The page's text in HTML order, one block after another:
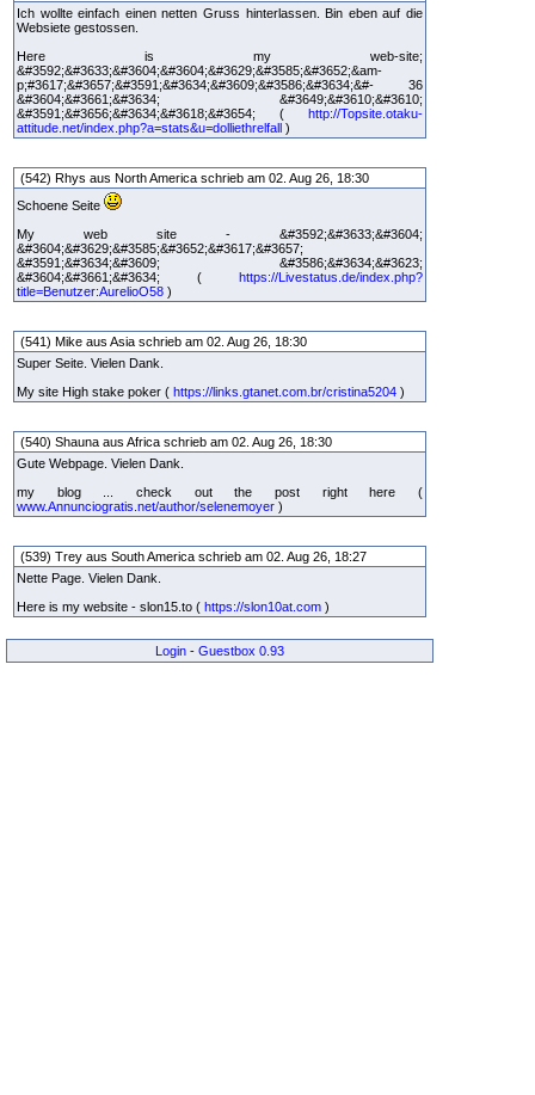
Ich wollte einfach einen netten Gruss hinterlassen. Bin eben auf die
Websiete gestossen.
Here is my web-site;
&#3592;&#3633;&#3604;&#3604;&#3629;&#3585;&#3652;&am-
p;#3617;&#3657;&#3591;&#3634;&#3609;&#3586;&#3634;&#- 36
&#3604;&#3661;&#3634; &#3649;&#3610;&#3610;
&#3591;&#3656;&#3634;&#3618;&#3654; ( http://Topsite.otaku-
attitude.net/index.php?a=stats&u=dolliethrelfall )
(542) Rhys aus North America schrieb am 02. Aug 26, 18:30
Schoene Seite
My web site - &#3592;&#3633;&#3604;
&#3604;&#3629;&#3585;&#3652;&#3617;&#3657;
&#3591;&#3634;&#3609; &#3586;&#3634;&#3623;
&#3604;&#3661;&#3634; ( https://Livestatus.de/index.php?
title=Benutzer:AurelioO58 )
(541) Mike aus Asia schrieb am 02. Aug 26, 18:30
Super Seite. Vielen Dank.
My site High stake poker ( https://links.gtanet.com.br/cristina5204 )
(540) Shauna aus Africa schrieb am 02. Aug 26, 18:30
Gute Webpage. Vielen Dank.
my blog ... check out the post right here (
www.Annunciogratis.net/author/selenemoyer )
(539) Trey aus South America schrieb am 02. Aug 26, 18:27
Nette Page. Vielen Dank.
Here is my website - slon15.to ( https://slon10at.com )
Login - Guestbox 0.93